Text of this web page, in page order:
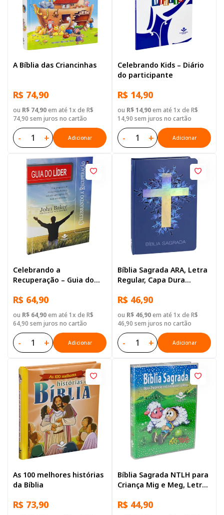
A Bíblia das Criancinhas
R$ 74,90
ou R$ 74,90em até 1x de R$
74,90 sem juros no cartão
- + Adicionar
Celebrando Kids – Diário
do participante
R$ 14,90
ou R$ 14,90em até 1x de R$
14,90 sem juros no cartão
- + Adicionar
Celebrando a
Recuperação – Guia do
R$ 64,90
ou R$ 64,90em até 1x de R$
64,90 sem juros no cartão
- + Adicionar
Bíblia Sagrada ARA, Letra
Regular, Capa Dura
R$ 46,90
ou R$ 46,90em até 1x de R$
46,90 sem juros no cartão
- + Adicionar
As 100 melhores histórias
da Bíblia
R$ 73,90
Bíblia Sagrada NTLH para
Criança Mig e Meg, Letra
Brochura Ilustrada
R$ 44,90